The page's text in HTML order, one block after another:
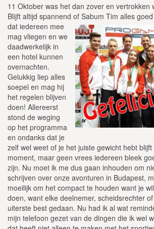
11 Oktober was het dan zover en vertrokken
Blijft altijd spannend of Sabum Tim alles
dat iedereen mee
mag vliegen en we
daadwerkelijk in
een hotel kunnen
overnachten.
Gelukkig liep alles
soepel en mag hij
het regelen blijven
doen! Allereerst
stond de weging
op het programma
en ondanks dat je
zelf wel weet of je het juiste gewicht hebt
moment, maar geen vrees iedereen bleek
zijn. Nu moet ik me dus gaan inhouden om
schrijven over onze avonturen in Budapest,
moeilijk om het compact te houden want je
doen, want elke deelnemer, scheidsrechter
uiterste best gedaan. Nu had ik al wat
mijn telefoon gezet van de dingen die ik wel